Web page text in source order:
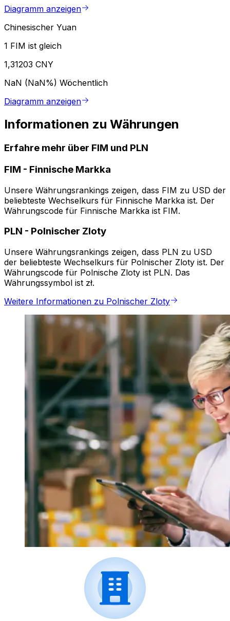
Diagramm anzeigen
Chinesischer Yuan
1 FIM ist gleich
1,31203 CNY
NaN (NaN%) Wöchentlich
Diagramm anzeigen
Informationen zu Währungen
Erfahre mehr über FIM und PLN
FIM - Finnische Markka
Unsere Währungsrankings zeigen, dass FIM zu USD der
beliebteste Wechselkurs für Finnische Markka ist. Der
Währungscode für Finnische Markka ist FIM.
PLN - Polnischer Zloty
Unsere Währungsrankings zeigen, dass PLN zu USD
der beliebteste Wechselkurs für Polnischer Zloty ist. Der
Währungscode für Polnische Zloty ist PLN. Das
Währungssymbol ist zł.
Weitere Informationen zu Polnischer Zloty